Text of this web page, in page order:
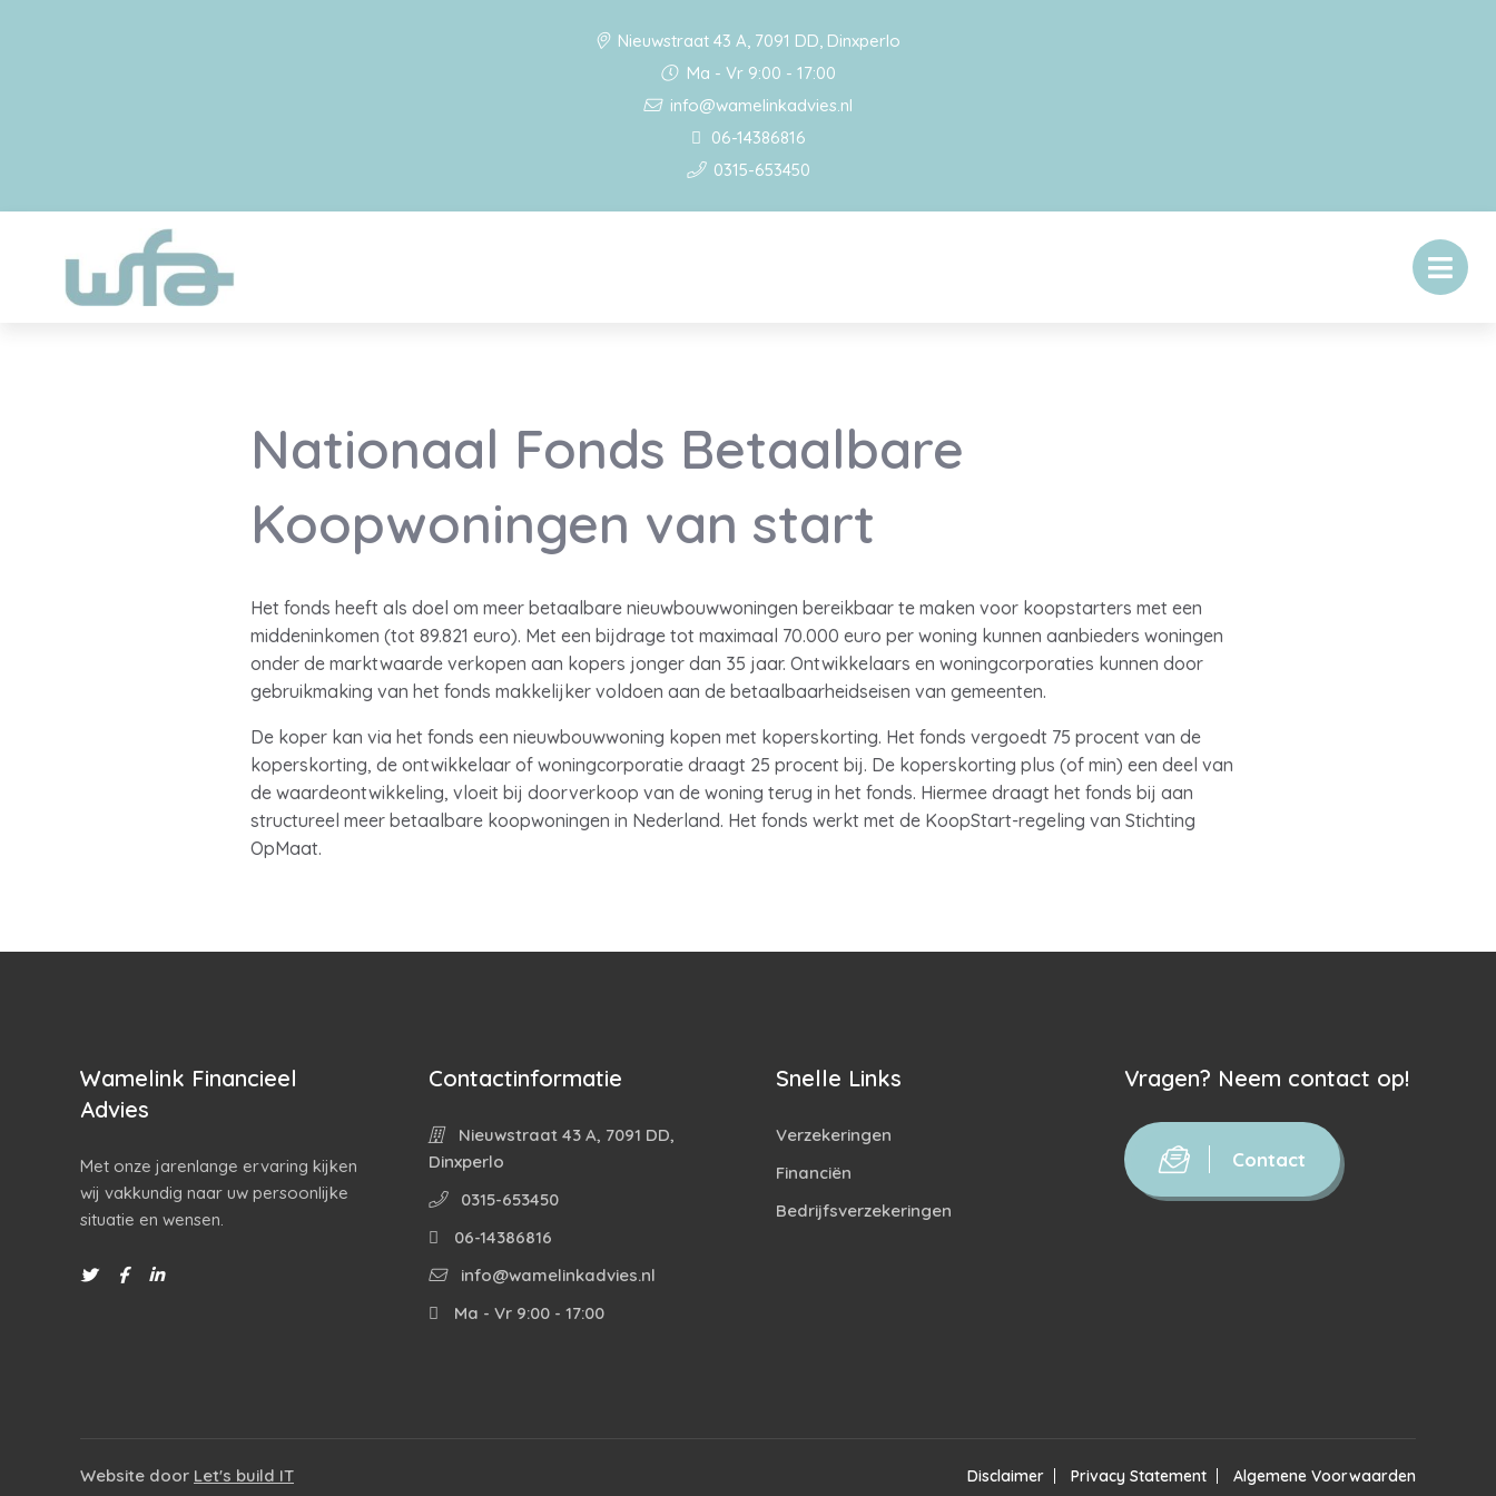
Nieuwstraat 43 A, 7091 DD, Dinxperlo
Ma - Vr 9:00 - 17:00
info@wamelinkadvies.nl
06-14386816
0315-653450
Nationaal Fonds Betaalbare
Koopwoningen van start
Het fonds heeft als doel om meer betaalbare nieuwbouwwoningen bereikbaar te maken voor koopstarters met een
middeninkomen (tot 89.821 euro). Met een bijdrage tot maximaal 70.000 euro per woning kunnen aanbieders woningen
onder de marktwaarde verkopen aan kopers jonger dan 35 jaar. Ontwikkelaars en woningcorporaties kunnen door
gebruikmaking van het fonds makkelijker voldoen aan de betaalbaarheidseisen van gemeenten.
De koper kan via het fonds een nieuwbouwwoning kopen met koperskorting. Het fonds vergoedt 75 procent van de
koperskorting, de ontwikkelaar of woningcorporatie draagt 25 procent bij. De koperskorting plus (of min) een deel van
de waardeontwikkeling, vloeit bij doorverkoop van de woning terug in het fonds. Hiermee draagt het fonds bij aan
structureel meer betaalbare koopwoningen in Nederland. Het fonds werkt met de KoopStart-regeling van Stichting
OpMaat.
Wamelink Financieel
Advies
Met onze jarenlange ervaring kijken
wij vakkundig naar uw persoonlijke
situatie en wensen.
Contactinformatie
Nieuwstraat 43 A, 7091 DD,
Dinxperlo
0315-653450
06-14386816
info@wamelinkadvies.nl
Ma - Vr 9:00 - 17:00
Snelle Links
Verzekeringen
Financiën
Bedrijfsverzekeringen
Vragen? Neem contact op!
Contact
Website door Let's build IT Disclaimer Privacy Statement Algemene Voorwaarden